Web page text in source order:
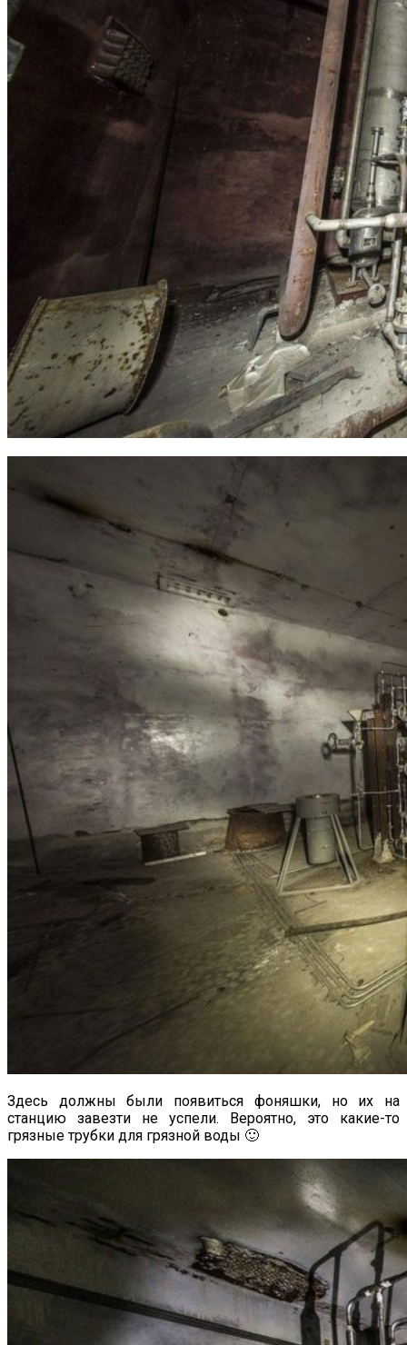
Здесь должны были появиться фоняшки, но их на
станцию завезти не успели. Вероятно, это какие-то
грязные трубки для грязной воды 🙂